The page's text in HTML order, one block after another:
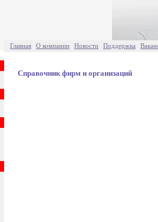
Главная О компании Новости Поддержка
Справочник фирм и организаций